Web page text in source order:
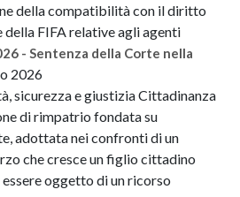
della compatibilità con il diritto
della FIFA relative agli agenti
- Sentenza della Corte nella
2026
sicurezza e giustizia Cittadinanza
di rimpatrio fondata su
adottata nei confronti di un
che cresce un figlio cittadino
oggetto di un ricorso